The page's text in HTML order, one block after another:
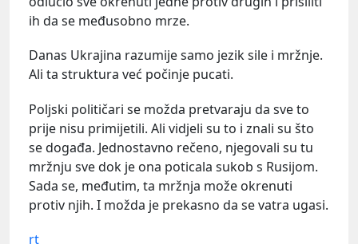
ih da se međusobno mrze.
Danas Ukrajina razumije samo jezik sile i mržnje.
Ali ta struktura već počinje pucati.
Poljski političari se možda pretvaraju da sve to
prije nisu primijetili. Ali vidjeli su to i znali su što
se događa. Jednostavno rečeno, njegovali su tu
mržnju sve dok je ona poticala sukob s Rusijom.
Sada se, međutim, ta mržnja može okrenuti
protiv njih. I možda je prekasno da se vatra ugasi.
rt